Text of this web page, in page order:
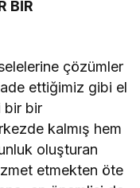
BİR
çözümler
ettiğimiz gibi el
bir bir
kalmış hem
oluşturan
etmekten öte